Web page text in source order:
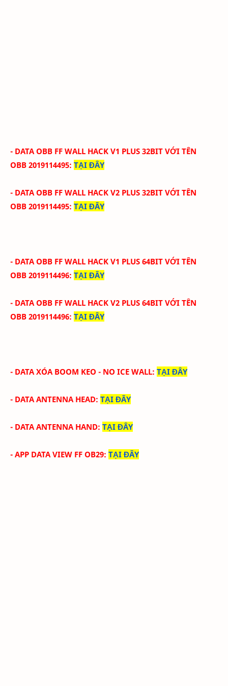
- DATA OBB FF WALL HACK V1 PLUS 32BIT VỚI TÊN
OBB 2019114495: TẠI ĐÂY
- DATA OBB FF WALL HACK V2 PLUS 32BIT VỚI TÊN
OBB 2019114495: TẠI ĐÂY
- DATA OBB FF WALL HACK V1 PLUS 64BIT VỚI TÊN
OBB 2019114496: TẠI ĐÂY
- DATA OBB FF WALL HACK V2 PLUS 64BIT VỚI TÊN
OBB 2019114496: TẠI ĐÂY
- DATA XÓA BOOM KEO - NO ICE WALL: TẠI ĐÂY
- DATA ANTENNA HEAD: TẠI ĐÂY
- DATA ANTENNA HAND: TẠI ĐÂY
- APP DATA VIEW FF OB29: TẠI ĐÂY